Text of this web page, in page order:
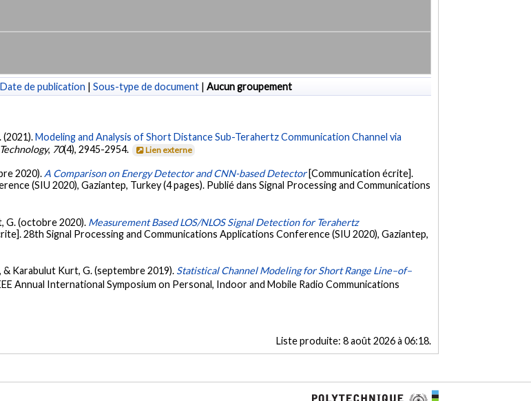
Date de publication | Sous-type de document | Aucun groupement
(2021).Modeling and Analysis of Short Distance Sub-Terahertz Communication Channel via
, 70(4), 2945-2954. Lien externe
2020). A Comparison on Energy Detector and CNN-based Detector [Communication écrite].
(SIU 2020), Gaziantep, Turkey (4 pages). Publié dans Signal Processing and Communications
G. (octobre 2020). Measurement Based LOS/NLOS Signal Detection for Terahertz
28th Signal Processing and Communications Applications Conference (SIU 2020), Gaziantep,
& Karabulut Kurt, G. (septembre 2019). Statistical Channel Modeling for Short Range Line–of–
Annual International Symposium on Personal, Indoor and Mobile Radio Communications
Liste produite: 8 août 2026 à 06:18.